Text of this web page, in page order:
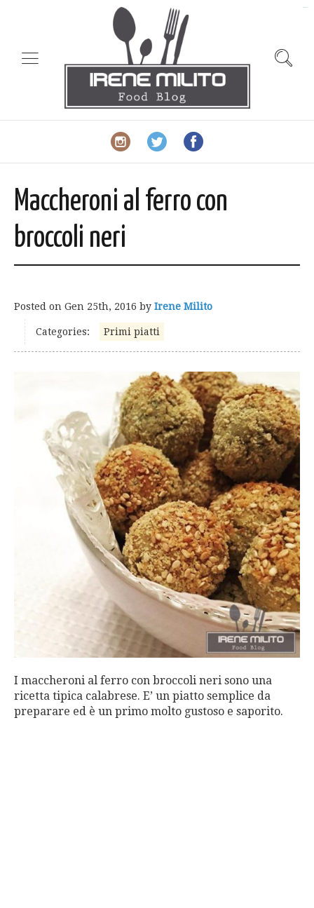
Maccheroni al ferro con
broccoli neri
Posted on Gen 25th, 2016 by Irene Milito
Categories: Primi piatti
I maccheroni al ferro con broccoli neri sono una
ricetta tipica calabrese. E’ un piatto semplice da
preparare ed è un primo molto gustoso e saporito.